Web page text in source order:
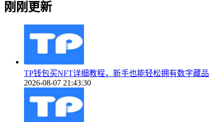
刚刚更新
TP钱包买NFT详细教程，新手也能轻松拥有数字藏品
2026-08-07 21:43:30